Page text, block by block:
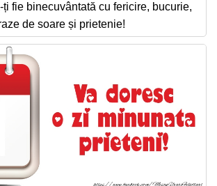
ți fie binecuvântată cu fericire, bucurie,
de soare și prietenie!